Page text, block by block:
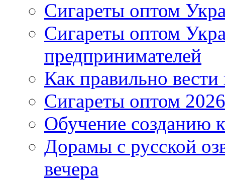
Сигареты оптом
Сигареты оптом
предпринимателей
Как правильно
Сигареты оптом
Обучение созданию
Дорамы с русской
вечера